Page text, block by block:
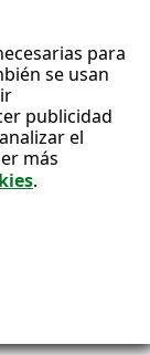
para
se usan
publicidad
el
más
.